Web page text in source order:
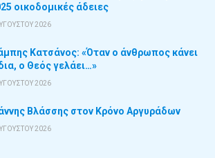
οικοδομικές άδειες
2026
Κατσάνος: «Όταν ο άνθρωπος κάνει
ο Θεός γελάει…»
2026
Βλάσσης στον Κρόνο Αργυράδων
2026